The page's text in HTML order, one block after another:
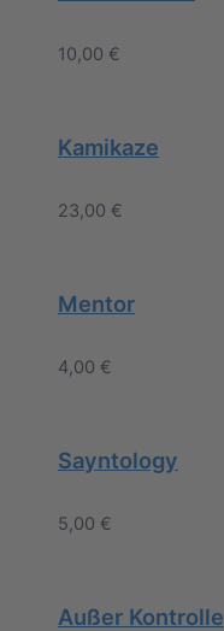
10,00 €
Kamikaze
23,00 €
Mentor
4,00 €
Sayntology
5,00 €
Außer Kontrolle